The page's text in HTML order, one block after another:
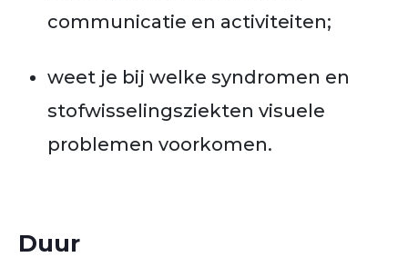
communicatie en activiteiten;
weet je bij welke syndromen en
stofwisselingsziekten visuele
problemen voorkomen.
Duur